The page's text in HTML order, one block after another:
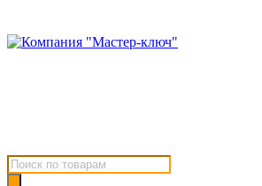
к
содержимому
Поиск
товаров